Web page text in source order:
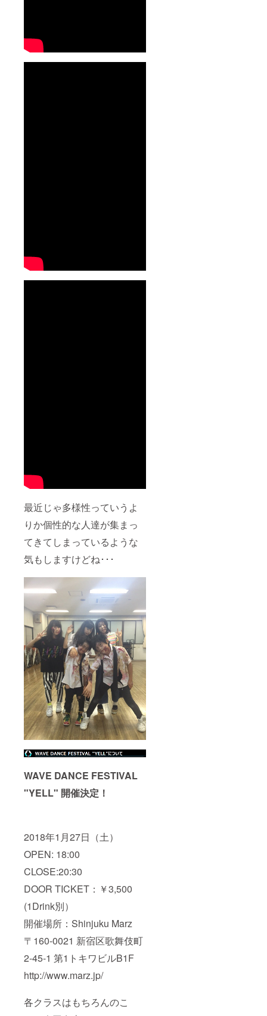
最近じゃ多様性っていうよ
りか個性的な人達が集まっ
てきてしまっているような
気もしますけどね･･･
WAVE DANCE FESTIVAL
"YELL" 開催決定！
2018年1月27日（土）
OPEN: 18:00
CLOSE:20:30
DOOR TICKET：￥3,500
(1Drink別）
開催場所：Shinjuku Marz
〒160-0021 新宿区歌舞伎町
2-45-1 第1トキワビルB1F
http://www.marz.jp/
各クラスはもちろんのこ